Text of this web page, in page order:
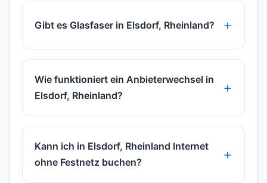
Gibt es Glasfaser in Elsdorf, Rheinland?
Wie funktioniert ein Anbieterwechsel in
Elsdorf, Rheinland?
Kann ich in Elsdorf, Rheinland Internet
ohne Festnetz buchen?